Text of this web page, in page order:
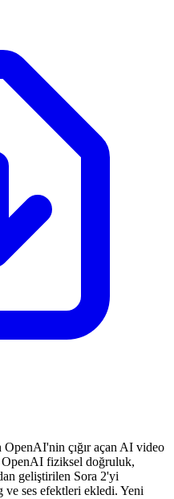
OpenAI'nin çığır açan AI video
fiziksel doğruluk,
geliştirilen Sora 2'yi
ve ses efektleri ekledi. Yeni